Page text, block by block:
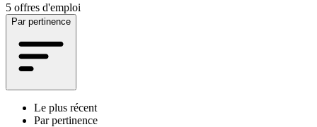
5 offres d'emploi
Par pertinence
Le plus récent
Par pertinence